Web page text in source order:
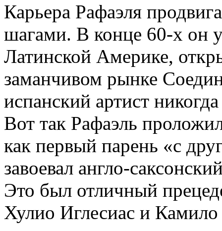
Карьера Рафаэля
шагами. В конце 60-х он
Латинской Америке,
заманчивом рынке
испанский артист
Вот так Рафаэль
как первый парень «с
завоевал англо-
Это был отличный
Хулио Иглесиас и